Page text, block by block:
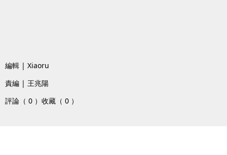
編輯 | Xiaoru
責編 | 王兆陽
評論（ 0 ） 收藏（ 0 ）